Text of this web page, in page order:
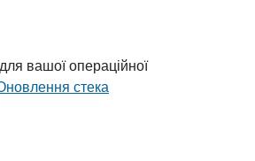
вашої операційної
стека